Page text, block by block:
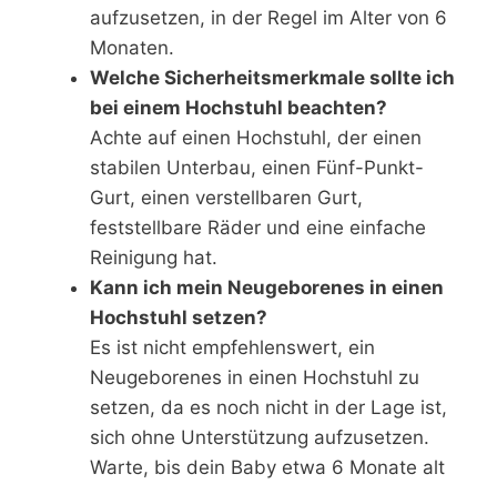
aufzusetzen, in der Regel im Alter von 6
Monaten.
Welche Sicherheitsmerkmale sollte ich
bei einem Hochstuhl beachten?
Achte auf einen Hochstuhl, der einen
stabilen Unterbau, einen Fünf-Punkt-
Gurt, einen verstellbaren Gurt,
feststellbare Räder und eine einfache
Reinigung hat.
Kann ich mein Neugeborenes in einen
Hochstuhl setzen?
Es ist nicht empfehlenswert, ein
Neugeborenes in einen Hochstuhl zu
setzen, da es noch nicht in der Lage ist,
sich ohne Unterstützung aufzusetzen.
Warte, bis dein Baby etwa 6 Monate alt